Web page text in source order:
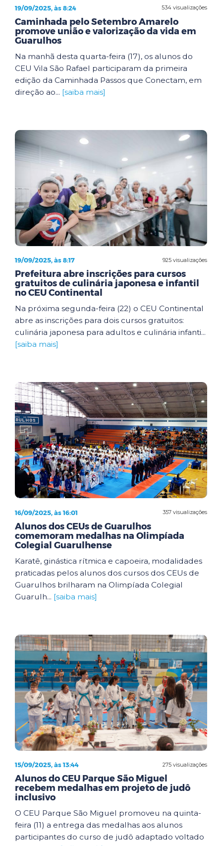
534 visualizações
19/09/2025, às 8:24
Caminhada pelo Setembro Amarelo
promove união e valorização da vida em
Guarulhos
Na manhã desta quarta-feira (17), os alunos do
CEU Vila São Rafael participaram da primeira
edição da Caminhada Passos que Conectam, em
direção ao... [saiba mais]
925 visualizações
19/09/2025, às 8:17
Prefeitura abre inscrições para cursos
gratuitos de culinária japonesa e infantil
no CEU Continental
Na próxima segunda-feira (22) o CEU Continental
abre as inscrições para dois cursos gratuitos:
culinária japonesa para adultos e culinária infanti...
[saiba mais]
357 visualizações
16/09/2025, às 16:01
Alunos dos CEUs de Guarulhos
comemoram medalhas na Olimpíada
Colegial Guarulhense
Karatê, ginástica rítmica e capoeira, modalidades
praticadas pelos alunos dos cursos dos CEUs de
Guarulhos brilharam na Olimpíada Colegial
Guarulh... [saiba mais]
275 visualizações
15/09/2025, às 13:44
Alunos do CEU Parque São Miguel
recebem medalhas em projeto de judô
inclusivo
O CEU Parque São Miguel promoveu na quinta-
feira (11) a entrega das medalhas aos alunos
participantes do curso de judô adaptado voltado